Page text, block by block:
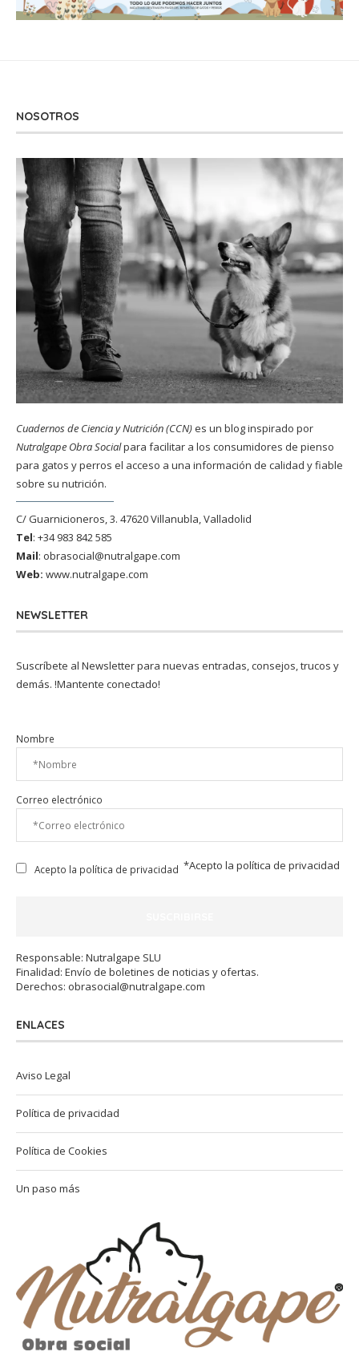
NOSOTROS
Cuadernos de Ciencia y Nutrición (CCN)es un blog inspirado por
Nutralgape Obra Socialpara facilitar a los consumidores de pienso
para gatos y perros el acceso a una información de calidad y fiable
sobre su nutrición.
C/ Guarnicioneros, 3. 47620 Villanubla, Valladolid
Tel: +34 983 842 585
Mail: obrasocial@nutralgape.com
Web: www.nutralgape.com
NEWSLETTER
Suscríbete al Newsletter para nuevas entradas, consejos, trucos y
demás. !Mantente conectado!
Nombre
Correo electrónico
Acepto la política de privacidad *Acepto la política de privacidad
Responsable: Nutralgape SLU
Finalidad: Envío de boletines de noticias y ofertas.
Derechos: obrasocial@nutralgape.com
ENLACES
Aviso Legal
Política de privacidad
Política de Cookies
Un paso más